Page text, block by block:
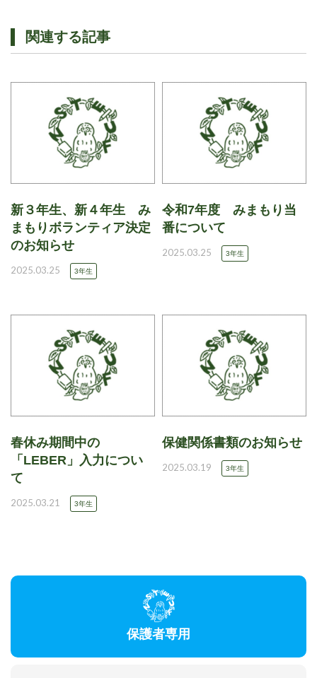
関連する記事
新３年生、新４年生 み
まもりボランティア決定
のお知らせ
2025.03.25 3年生
令和7年度 みまもり当
番について
2025.03.25 3年生
春休み期間中の
「LEBER」入力につい
て
2025.03.21 3年生
保健関係書類のお知らせ
2025.03.19 3年生
保護者専用